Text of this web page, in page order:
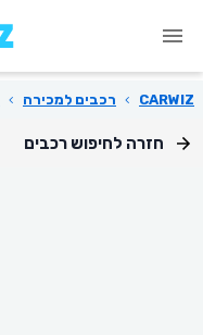
CARWIZ
› רכבים למכירה ›
חזרה לחיפוש רכבים